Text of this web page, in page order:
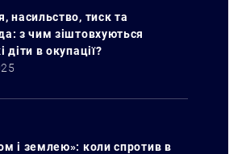
насильство, тиск та
з чим зіштовхуються
діти в окупації?
і землею»: коли спротив в